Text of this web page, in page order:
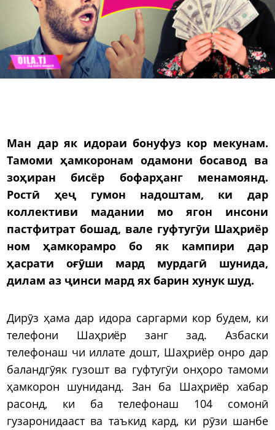
Ман дар як идораи бонуфуз кор мекунам.
Тамоми ҳамкоронам одамони босавод ва
зоҳиран бисёр бофарҳанг менамоянд.
Ростӣ ҳеҷ гумон надоштам, ки дар
коллективи мадании мо ягон инсони
пастфитрат бошад, вале гуфтугӯи Шаҳриёр
ном ҳамкорамро бо як кампири дар
ҳасрати оғӯши мард мурдагӣ шунида,
дилам аз ҷинси мард ях барин хунук шуд.
Дирӯз ҳама дар идора саргарми кор будем, ки
телефони Шаҳриёр занг зад. Азбаски
телефонаш чи иллате дошт, Шаҳриёр онро дар
баландгӯяк гузошт ва гуфтугӯи онҳоро тамоми
ҳамкорон шуниданд. Зан ба Шаҳриёр хабар
расонд, ки ба телефонаш 104 сомонӣ
гузаронидааст ва таъкид кард, ки рӯзи шанбе